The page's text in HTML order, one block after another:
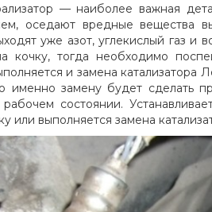
— наиболее важная
оседают вредные вещества
уже азот, углекислый газ и
кочку, тогда необходимо
и замена
именно замену будет сделать
состоянии.
или выполняется замена